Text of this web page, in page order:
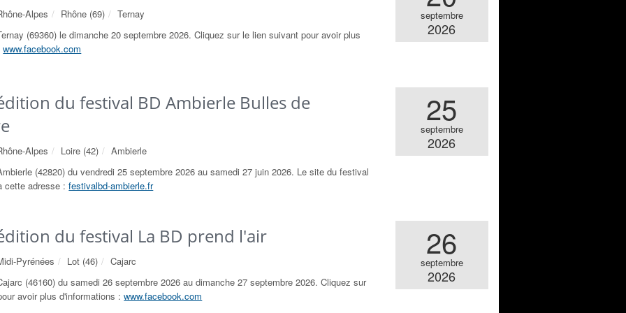
Alpes Rhône (69)
Ternay
(69360) le dimanche 20 septembre 2026. Cliquez sur le lien suivant pour avoir plus
www.facebook.com
septembre
2026
du festival BD Ambierle Bulles de
Alpes Loire (42)
Ambierle
(42820) du vendredi 25 septembre 2026 au samedi 27 juin 2026. Le site du festival
cette adresse :festivalbd-ambierle.fr
25
septembre
2026
du festival La BD prend l'air
Pyrénées Lot (46)
Cajarc
(46160) du samedi 26 septembre 2026 au dimanche 27 septembre 2026. Cliquez sur
avoir plus d'informations :www.facebook.com
26
septembre
2026